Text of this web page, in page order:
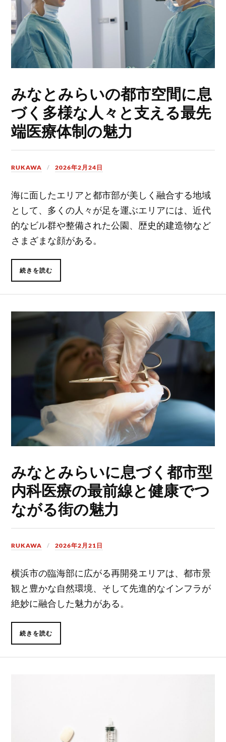
みなとみらいの都市空間に息
づく多様な人々と支える最先
端医療体制の魅力
RUKAWA 2026年2月24日
海に面したエリアと都市部が美しく融合する地域
として、多くの人々が足を運ぶエリアには、近代
的なビル群や整備された公園、歴史的建造物など
さまざまな顔がある。
続きを読む
みなとみらいに息づく都市型
内科医療の最前線と健康でつ
ながる街の魅力
RUKAWA 2026年2月21日
横浜市の臨海部に広がる再開発エリアは、都市景
観と豊かな自然環境、そして先進的なインフラが
絶妙に融合した魅力がある。
続きを読む